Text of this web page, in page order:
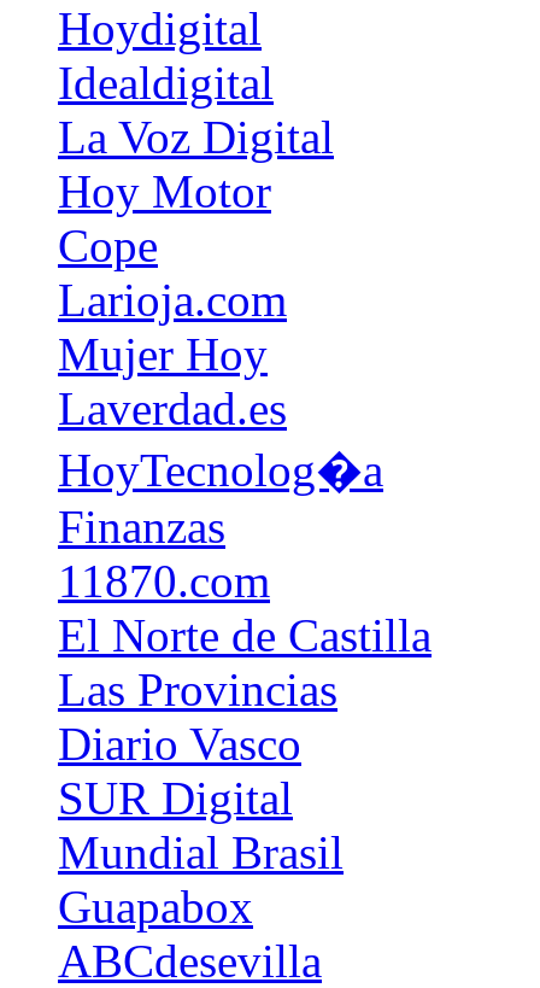
Hoydigital
Idealdigital
La Voz Digital
Hoy Motor
Cope
Larioja.com
Mujer Hoy
Laverdad.es
HoyTecnolog�a
Finanzas
11870.com
El Norte de Castilla
Las Provincias
Diario Vasco
SUR Digital
Mundial Brasil
Guapabox
ABCdesevilla